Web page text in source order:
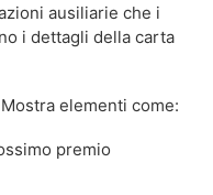
ausiliarie che i
i dettagli della carta
elementi come:
premio